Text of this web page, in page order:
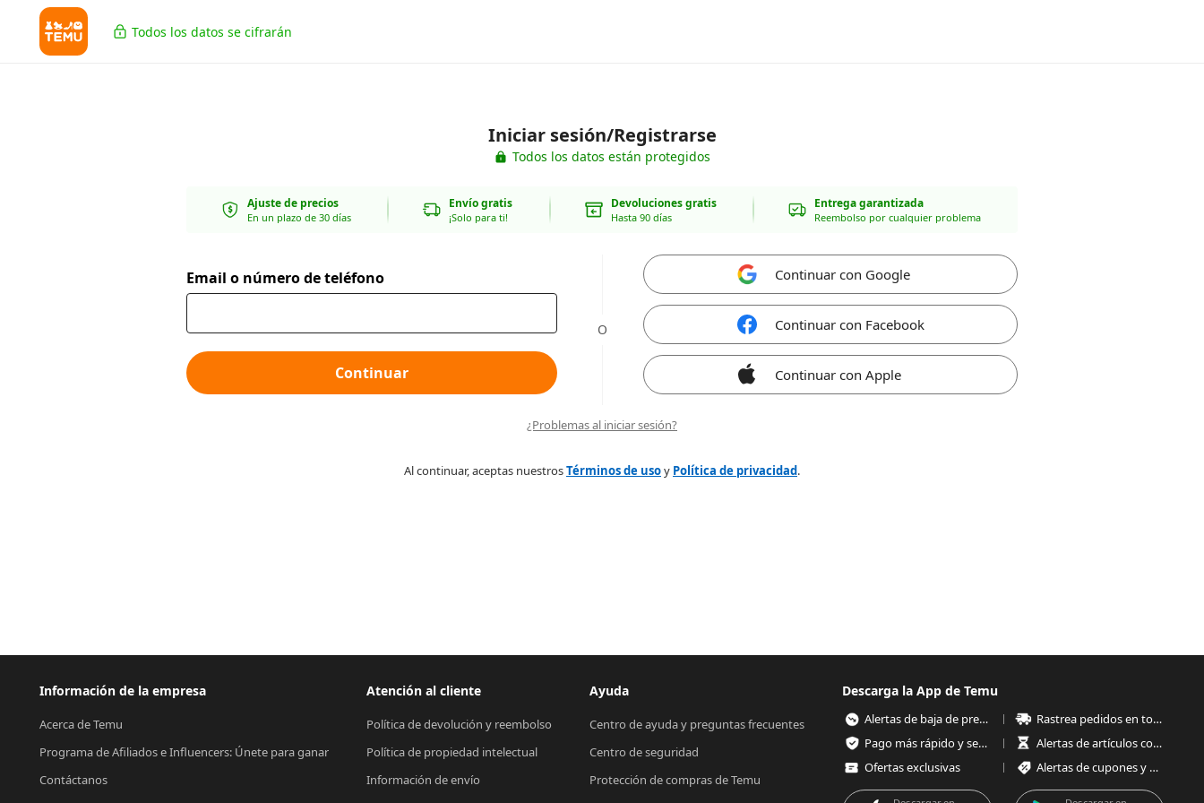
Todos los datos se cifrarán
Iniciar sesión/Registrarse
Todos los datos están protegidos
Ajuste de precios
En un plazo de 30 días
Envío gratis
¡Solo para ti!
Devoluciones gratis
Hasta 90 días
Entrega garantizada
Reembolso por cualquier problema
Email o número de teléfono
Continuar
O
Continuar con Google
Continuar con Facebook
Continuar con Apple
¿Problemas al iniciar sesión?
Al continuar, aceptas nuestrosTérminos de usoy Política de privacidad.
Información de la empresa
Acerca de Temu
Programa de Afiliados e Influencers: Únete para ganar
Contáctanos
Atención al cliente
Política de devolución y reembolso
Política de propiedad intelectual
Información de envío
Ayuda
Centro de ayuda y preguntas frecuentes
Centro de seguridad
Protección de compras de Temu
Descarga la App de Temu
Alertas de baja de precios
Rastrea pedidos en todo momento
Pago más rápido y seguro
Alertas de artículos con poco stock
Ofertas exclusivas
Alertas de cupones y ofertas